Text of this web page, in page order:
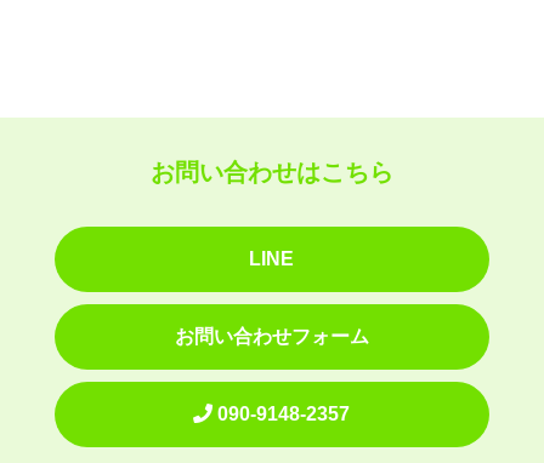
お問い合わせはこちら
LINE
お問い合わせフォーム
090-9148-2357